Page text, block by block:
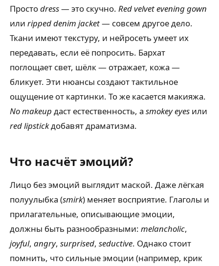
Простоdress— это скучно. Red velvet evening gown
или ripped denim jacket— совсем другое дело.
Ткани имеют текстуру, и нейросеть умеет их
передавать, если её попросить. Бархат
поглощает свет, шёлк — отражает, кожа —
бликует. Эти нюансы создают тактильное
ощущение от картинки. То же касается макияжа.
No makeup даст естественность, а smokey eyes или
red lipstickдобавят драматизма.
Что насчёт эмоций?
Лицо без эмоций выглядит маской. Даже лёгкая
полуулыбка (smirk) меняет восприятие. Глаголы и
прилагательные, описывающие эмоции,
должны быть разнообразными: melancholic,
joyful, angry, surprised, seductive. Однако стоит
помнить, что сильные эмоции (например, крик